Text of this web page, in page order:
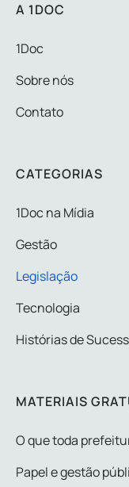
A 1DOC
1Doc
Sobre nós
Contato
CATEGORIAS
1Doc na Mídia
Gestão
Legislação
Tecnologia
Histórias de
MATERIAIS
O que toda
Papel e gestão